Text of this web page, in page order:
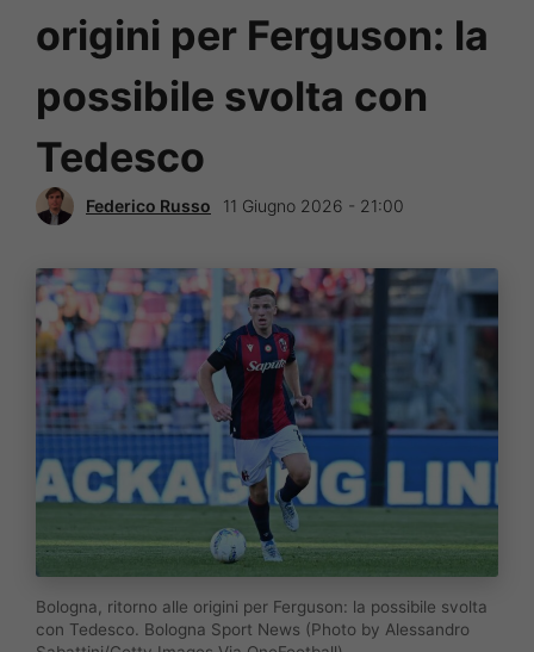
origini per Ferguson: la
possibile svolta con
Tedesco
Federico Russo 11 Giugno 2026 - 21:00
Bologna, ritorno alle origini per Ferguson: la possibile svolta
con Tedesco. Bologna Sport News (Photo by Alessandro